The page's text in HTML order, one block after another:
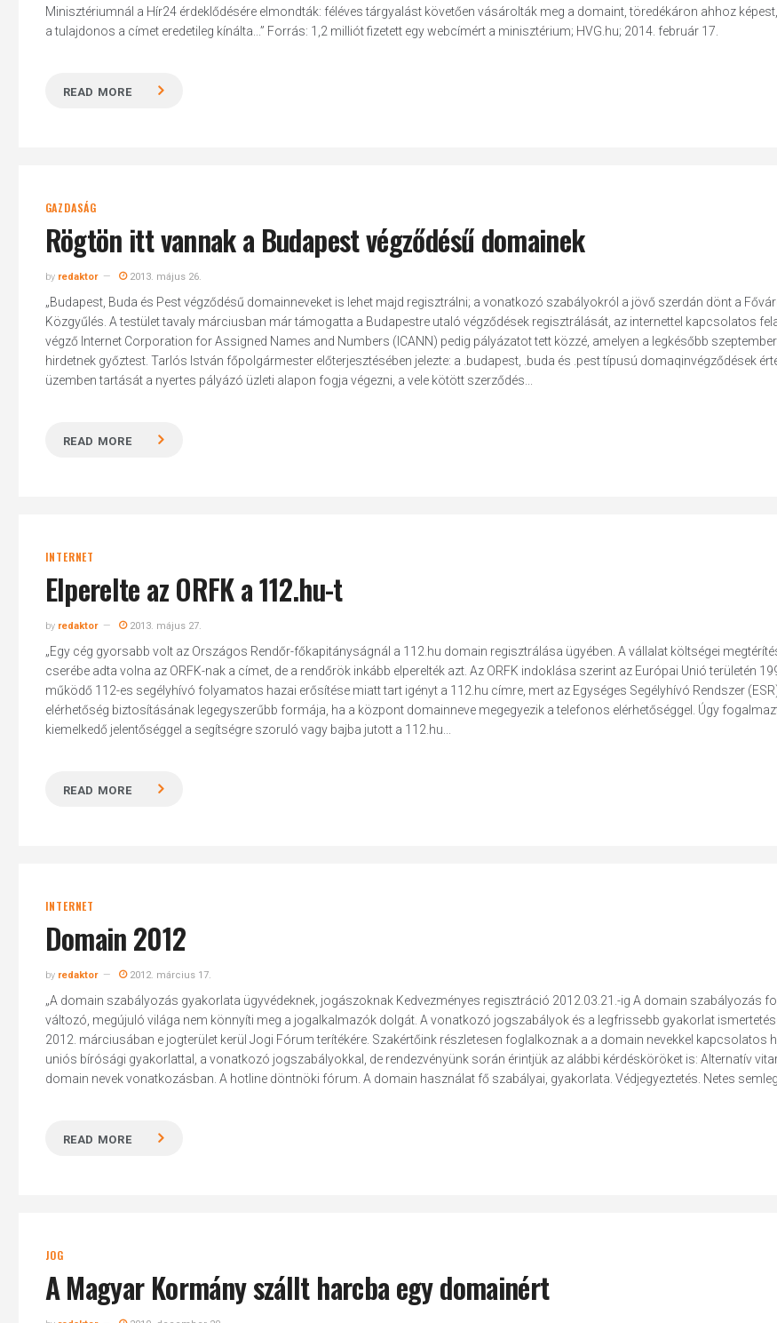
Minisztériumnál a Hír24 érdeklődésére elmondták: féléves tárgyalást követően vásárolták meg a domaint, töredékáron ahhoz
a tulajdonos a címet eredetileg kínálta...” Forrás: 1,2 milliót fizetett egy webcímért a minisztérium; HVG.hu; 2014. február 17.
READ MORE
GAZDASÁG
Rögtön itt vannak a Budapest végződésű domainek
by redaktor 2013. május 26.
„Budapest, Buda és Pest végződésű domainneveket is lehet majd regisztrálni; a vonatkozó szabályokról a jövő szerdán dönt a
Közgyűlés. A testület tavaly márciusban már támogatta a Budapestre utaló végződések regisztrálását, az internettel kapcsolatos
végző Internet Corporation for Assigned Names and Numbers (ICANN) pedig pályázatot tett közzé, amelyen a legkésőbb
hirdetnek győztest. Tarlós István főpolgármester előterjesztésében jelezte: a .budapest, .buda és .pest típusú domaqinvégződések
üzemben tartását a nyertes pályázó üzleti alapon fogja végezni, a vele kötött szerződés...
READ MORE
INTERNET
Elperelte az ORFK a 112.hu-t
by redaktor 2013. május 27.
„Egy cég gyorsabb volt az Országos Rendőr-főkapitányságnál a 112.hu domain regisztrálása ügyében. A vállalat költségei
cserébe adta volna az ORFK-nak a címet, de a rendőrök inkább elperelték azt. Az ORFK indoklása szerint az Európai Unió területén
működő 112-es segélyhívó folyamatos hazai erősítése miatt tart igényt a 112.hu címre, mert az Egységes Segélyhívó Rendszer
elérhetőség biztosításának legegyszerűbb formája, ha a központ domainneve megegyezik a telefonos elérhetőséggel. Úgy
kiemelkedő jelentőséggel a segítségre szoruló vagy bajba jutott a 112.hu...
READ MORE
INTERNET
Domain 2012
by redaktor 2012. március 17.
„A domain szabályozás gyakorlata ügyvédeknek, jogászoknak Kedvezményes regisztráció 2012.03.21.-ig A domain szabályozás
változó, megújuló világa nem könnyíti meg a jogalkalmazók dolgát. A vonatkozó jogszabályok és a legfrissebb gyakorlat
2012. márciusában e jogterület kerül Jogi Fórum terítékére. Szakértőink részletesen foglalkoznak a a domain nevekkel kapcsolatos
uniós bírósági gyakorlattal, a vonatkozó jogszabályokkal, de rendezvényünk során érintjük az alábbi kérdésköröket is: Alternatív
domain nevek vonatkozásban. A hotline döntnöki fórum. A domain használat fő szabályai, gyakorlata. Védjegyeztetés. Netes
READ MORE
JOG
A Magyar Kormány szállt harcba egy domainért